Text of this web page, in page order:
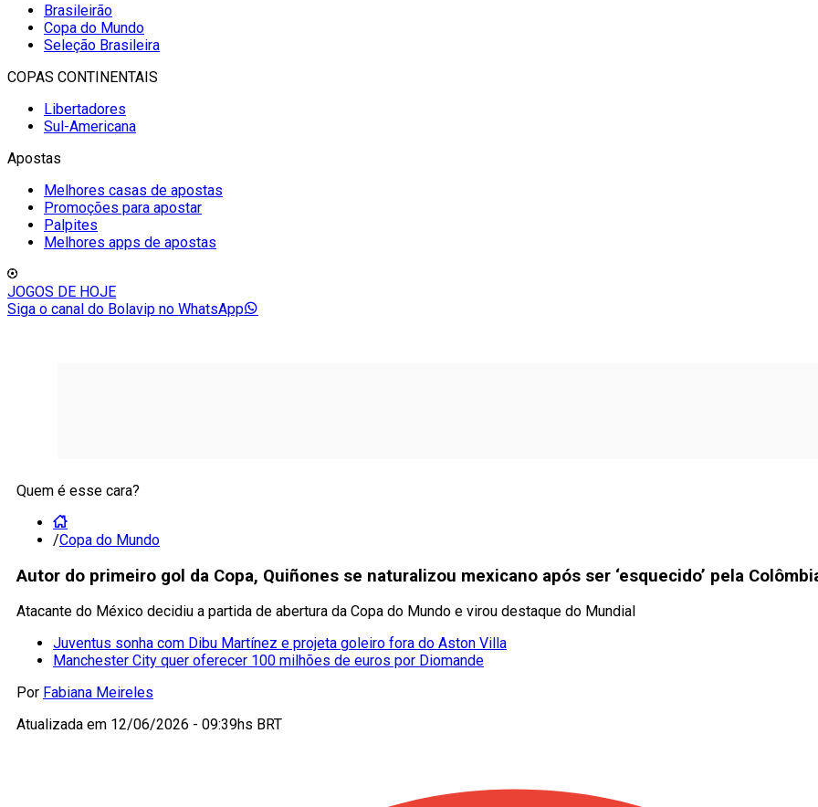
Brasileirão
Copa do Mundo
Seleção Brasileira
COPAS CONTINENTAIS
Libertadores
Sul-Americana
Apostas
Melhores casas de apostas
Promoções para apostar
Palpites
Melhores apps de apostas
JOGOS DE HOJE
Siga o canal do Bolavip no WhatsApp
Quem é esse cara?
/Copa do Mundo
Autor do primeiro gol da Copa, Quiñones se naturalizou mexicano após ser ‘esquecido’ pela
Atacante do México decidiu a partida de abertura da Copa do Mundo e virou destaque do Mundial
Juventus sonha com Dibu Martínez e projeta goleiro fora do Aston Villa
Manchester City quer oferecer 100 milhões de euros por Diomande
Por Fabiana Meireles
Atualizada em 12/06/2026 - 09:39hs BRT